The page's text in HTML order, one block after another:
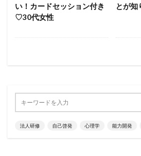
い！カードセッション付き
♡30代女性
とが
法人研修 自己啓発 心理学 能力開発